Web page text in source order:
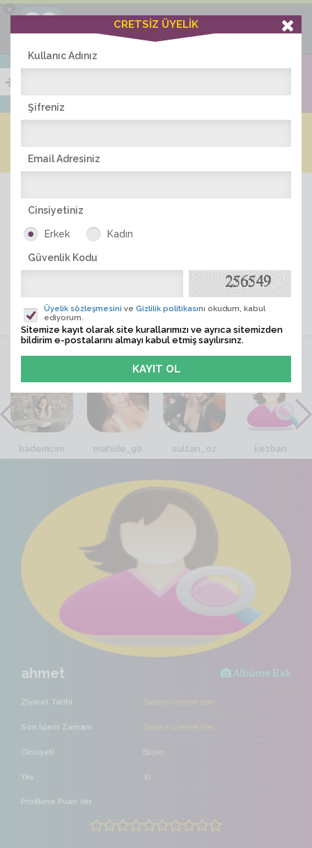
×
Ciddiask Uygulaması
+1 Hafta Gold Üyelik Kazan
Bedava - com.ciddi.ask
İNDİR
ÜYE ARA
VİTRİN
bademcim mahide_90 sultan_oz kezban
ahmet Albüme Bak
Ziyaret Tarihi Sadece üyelere özel
Son İşlem Zamanı Sadece üyelere özel
Cinsiyeti Bayan
Yaş 39
Profilime Puan Ver
CRETSİZ ÜYELİK
Kullanıc Adınız
Şifreniz
Email Adresiniz
Cinsiyetiniz
Erkek Kadın
Güvenlik Kodu
Üyelik sözleşmesini ve Gizlilik politikasını okudum, kabul
ediyorum.
Sitemize kayıt olarak site kurallarımızı ve ayrıca sitemizden
bildirim e-postalarını almayı kabul etmiş sayılırsınz.